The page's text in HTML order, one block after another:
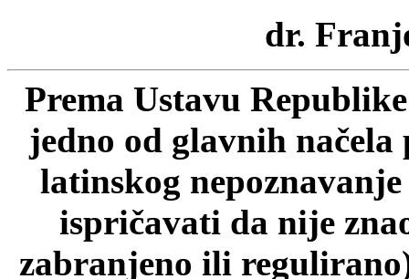
dr.
Prema Ustavu
jedno od glavnih
latinskog
ispričavati da nije
zabranjeno ili